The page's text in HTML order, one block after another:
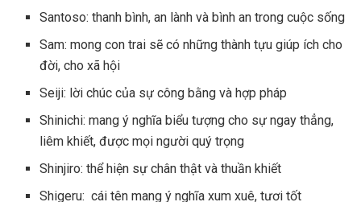
Santoso: thanh bình, an lành và bình an trong cuộc sống
Sam: mong con trai sẽ có những thành tựu giúp ích cho
đời, cho xã hội
Seiji: lời chúc của sự công bằng và hợp pháp
Shinichi: mang ý nghĩa biểu tượng cho sự ngay thẳng,
liêm khiết, được mọi người quý trọng
Shinjiro: thể hiện sự chân thật và thuần khiết
Shigeru: cái tên mang ý nghĩa xum xuê, tươi tốt